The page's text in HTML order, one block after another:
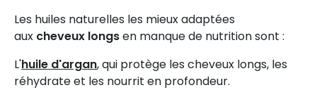
Les huiles naturelles les mieux adaptées
aux cheveux longsen manque de nutrition sont :
L'huile d'argan, qui protège les cheveux longs, les
réhydrate et les nourrit en profondeur.